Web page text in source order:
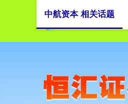
中航资本 相关话题